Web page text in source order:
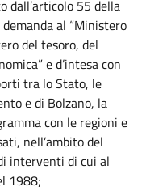
dall’articolo 55 della
al “Ministero
del tesoro, del
e d’intesa con
tra lo Stato, le
e di Bolzano, la
con le regioni e
nell’ambito del
interventi di cui al
1988;